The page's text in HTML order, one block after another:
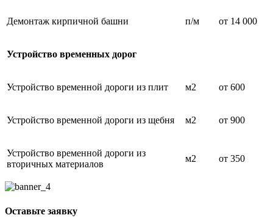
Демонтаж кирпичной башни п/м от 14 000
Устройство временных дорог
Устройство временной дороги из плит м2 от 600
Устройство временной дороги из щебня м2 от 900
Устройство временной дороги из
вторичных материалов
м2 от 350
Оставьте заявку